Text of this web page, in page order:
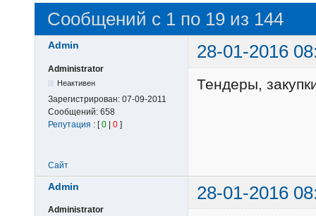
Сообщений с 1 по 19 из 144
Admin 28-01-2016
Administrator
Неактивен
Зарегистрирован: 07-09-2011
Сообщений: 658
Репутация : [0 | 0 ]
Тендеры,
Сайт
Admin 28-01-2016
Administrator